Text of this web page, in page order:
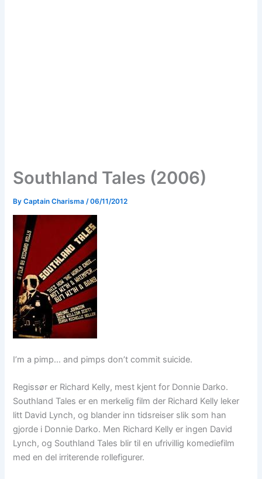
Southland Tales (2006)
ByCaptain Charisma /06/11/2012
I’m a pimp… and pimps don’t commit suicide.
Regissør er Richard Kelly, mest kjent for Donnie Darko.
Southland Tales er en merkelig film der Richard Kelly leker
litt David Lynch, og blander inn tidsreiser slik som han
gjorde i Donnie Darko. Men Richard Kelly er ingen David
Lynch, og Southland Tales blir til en ufrivillig komediefilm
med en del irriterende rollefigurer.